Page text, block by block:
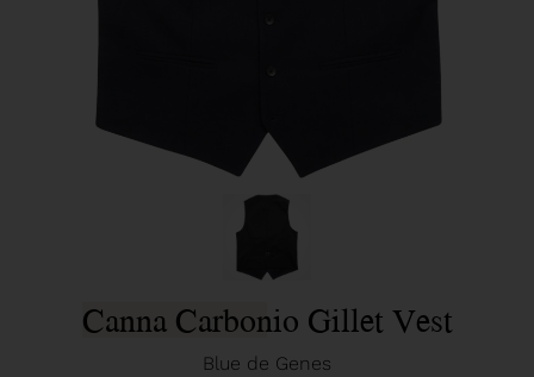
Canna Carbonio Gillet Vest
Blue de Genes